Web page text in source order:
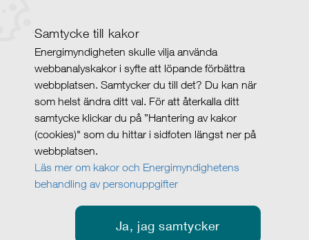
Samtycke till kakor
Energimyndigheten skulle vilja använda
webbanalyskakor i syfte att löpande förbättra
webbplatsen. Samtycker du till det? Du kan när
som helst ändra ditt val. För att återkalla ditt
samtycke klickar du på ”Hantering av kakor
(cookies)" som du hittar i sidfoten längst ner på
webbplatsen.
Läs mer om kakor och Energimyndighetens
behandling av personuppgifter
Ja, jag samtycker